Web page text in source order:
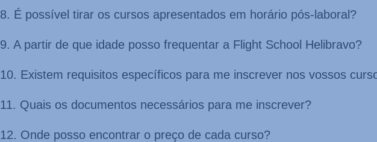
8. É possível tirar os cursos apresentados em horário pós-laboral?
9. A partir de que idade posso frequentar a Flight School Helibravo?
10. Existem requisitos específicos para me inscrever nos vossos
11. Quais os documentos necessários para me inscrever?
12. Onde posso encontrar o preço de cada curso?